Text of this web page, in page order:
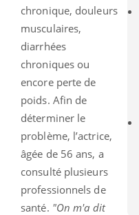
chronique, douleurs
musculaires,
diarrhées
chroniques ou
encore perte de
poids. Afin de
déterminer le
problème, l’actrice,
âgée de 56 ans, a
consulté plusieurs
professionnels de
santé. "On m'a dit